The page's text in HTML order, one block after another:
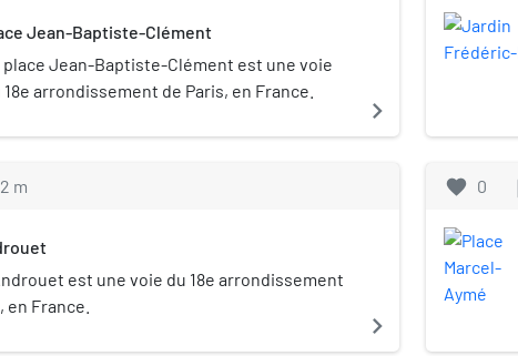
Jean-Baptiste-Clément
place Jean-Baptiste-Clément est une voie
18e arrondissement de Paris, en France.
navigate_next
m
est une voie du 18e arrondissement
en France.
navigate_next
favorite 0